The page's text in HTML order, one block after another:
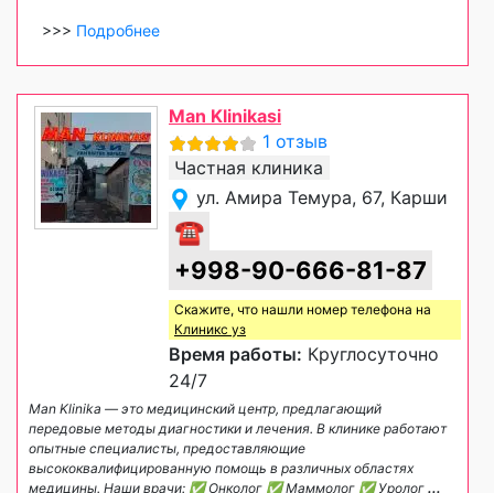
>>> Подробнее
Man Klinikasi
1 отзыв
Частная клиника
ул. Амира Темура, 67, Карши
☎
+998-90-666-81-87
Скажите, что нашли номер телефона на
Клиникс уз
Время работы: Круглосуточно
24/7
Man Klinika — это медицинский центр, предлагающий
передовые методы диагностики и лечения. В клинике работают
опытные специалисты, предоставляющие
высококвалифицированную помощь в различных областях
медицины. Наши врачи: ✅ Онколог ✅ Маммолог ✅ Уролог ...